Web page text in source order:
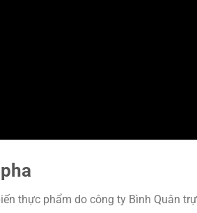
thực phẩm do công ty Bình Quân